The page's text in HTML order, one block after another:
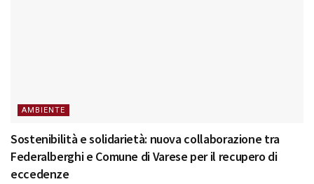
AMBIENTE
Sostenibilità e solidarietà: nuova collaborazione tra
Federalberghi e Comune di Varese per il recupero di
eccedenze